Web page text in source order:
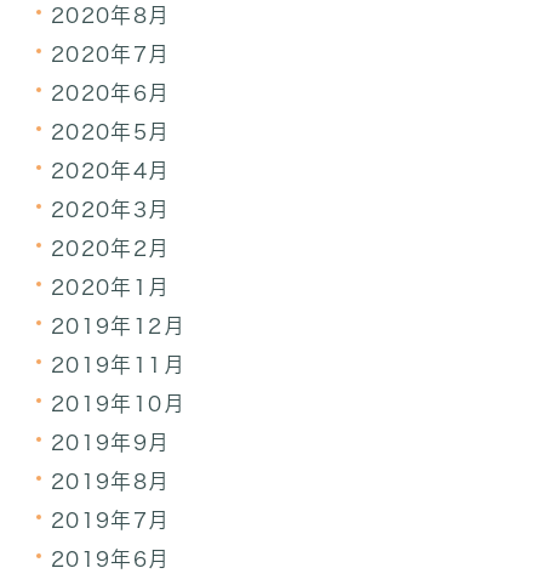
2020年8月
2020年7月
2020年6月
2020年5月
2020年4月
2020年3月
2020年2月
2020年1月
2019年12月
2019年11月
2019年10月
2019年9月
2019年8月
2019年7月
2019年6月